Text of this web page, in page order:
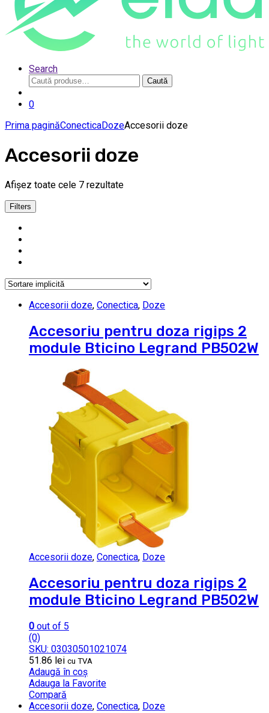
Search
Caută
după:
Caută
0
Prima paginăConecticaDozeAccesorii doze
Accesorii doze
Afișez toate cele 7 rezultate
Filters
Accesorii doze, Conectica, Doze
Accesoriu pentru doza rigips 2
module Bticino Legrand PB502W
Accesorii doze, Conectica, Doze
Accesoriu pentru doza rigips 2
module Bticino Legrand PB502W
0 out of 5
(0)
SKU: 03030501021074
51.86 lei cu TVA
Adaugă în coș
Adauga la Favorite
Compară
Accesorii doze, Conectica, Doze